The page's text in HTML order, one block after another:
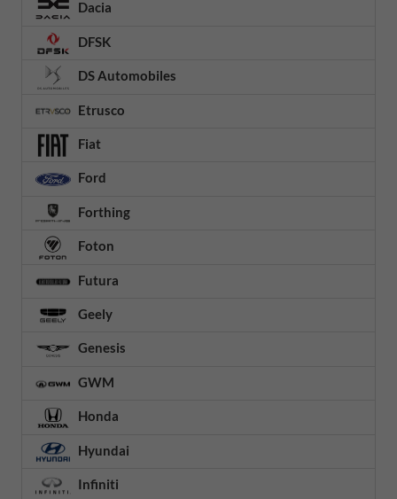
Dacia
DFSK
DS Automobiles
Etrusco
Fiat
Ford
Forthing
Foton
Futura
Geely
Genesis
GWM
Honda
Hyundai
Infiniti